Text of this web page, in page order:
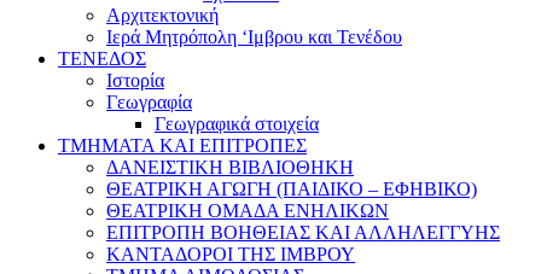
Αρχιτεκτονική
Ιερά Μητρόπολη ‘Ιμβρου και Τενέδου
ΤΕΝΕΔΟΣ
Ιστορία
Γεωγραφία
Γεωγραφικά στοιχεία
ΤΜΗΜΑΤΑ ΚΑΙ ΕΠΙΤΡΟΠΕΣ
ΔΑΝΕΙΣΤΙΚΗ ΒΙΒΛΙΟΘΗΚΗ
ΘΕΑΤΡΙΚΗ ΑΓΩΓΗ (ΠΑΙΔΙΚΟ – ΕΦΗΒΙΚΟ)
ΘΕΑΤΡΙΚΗ ΟΜΑΔΑ ΕΝΗΛΙΚΩΝ
ΕΠΙΤΡΟΠΗ ΒΟΗΘΕΙΑΣ ΚΑΙ ΑΛΛΗΛΕΓΓΥΗΣ
ΚΑΝΤΑΔΟΡΟΙ ΤΗΣ ΙΜΒΡΟΥ